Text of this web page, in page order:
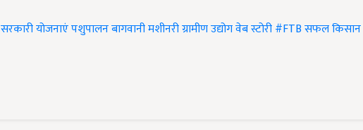
सरकारी योजनाएंपशुपालनबागवानीमशीनरीग्रामीण उद्योगवेब स्टोरी#FTBसफल किसान